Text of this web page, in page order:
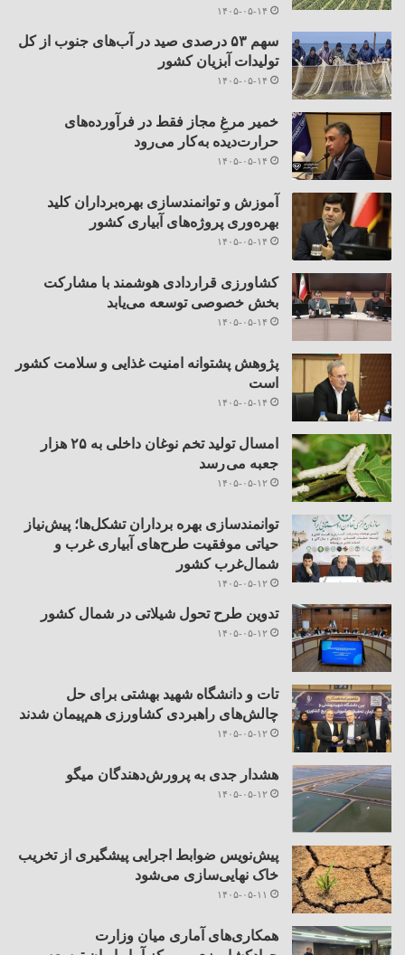
۱۴۰۵-۰۵-۱۴
سهم ۵۳ درصدی صید در آب‌های جنوب از کل
تولیدات آبزیان کشور
۱۴۰۵-۰۵-۱۴
خمیر مرغِ مجاز فقط در فرآورده‌های
حرارت‌دیده به‌کار می‌رود
۱۴۰۵-۰۵-۱۴
آموزش و توانمندسازی بهره‌برداران کلید
بهره‌وری پروژه‌های آبیاری کشور
۱۴۰۵-۰۵-۱۴
کشاورزی قراردادی هوشمند با مشارکت
بخش خصوصی توسعه می‌یابد
۱۴۰۵-۰۵-۱۴
پژوهش پشتوانه امنیت غذایی و سلامت کشور
است
۱۴۰۵-۰۵-۱۴
امسال تولید تخم نوغان داخلی به ۲۵ هزار
جعبه می رسد
۱۴۰۵-۰۵-۱۲
توانمندسازی بهره برداران تشکل‌ها؛ پیش‌نیاز
حیاتی موفقیت طرح‌های آبیاری غرب و
شمال‌غرب کشور
۱۴۰۵-۰۵-۱۲
تدوین طرح تحول شیلاتی در شمال کشور
۱۴۰۵-۰۵-۱۲
تات و دانشگاه شهید بهشتی برای حل
چالش‌های راهبردی کشاورزی هم‌پیمان شدند
۱۴۰۵-۰۵-۱۲
هشدار جدی به پرورش‌دهندگان میگو
۱۴۰۵-۰۵-۱۲
پیش‌نویس ضوابط اجرایی پیشگیری از تخریب
خاک نهایی‌سازی می‌شود
۱۴۰۵-۰۵-۱۱
همکاری‌های آماری میان وزارت